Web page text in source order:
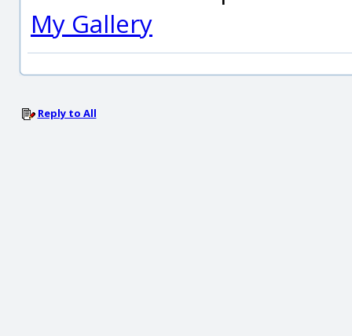
My Gallery
Reply to All